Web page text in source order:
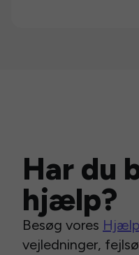
Har du
hjælp?
Besøg vores
vejledninger,